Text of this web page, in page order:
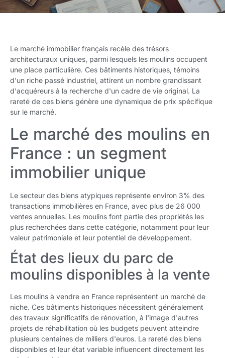
Le marché immobilier français recèle des trésors
architecturaux uniques, parmi lesquels les moulins occupent
une place particulière. Ces bâtiments historiques, témoins
d'un riche passé industriel, attirent un nombre grandissant
d'acquéreurs à la recherche d'un cadre de vie original. La
rareté de ces biens génère une dynamique de prix spécifique
sur le marché.
Le marché des moulins en
France : un segment
immobilier unique
Le secteur des biens atypiques représente environ 3% des
transactions immobilières en France, avec plus de 26 000
ventes annuelles. Les moulins font partie des propriétés les
plus recherchées dans cette catégorie, notamment pour leur
valeur patrimoniale et leur potentiel de développement.
État des lieux du parc de
moulins disponibles à la vente
Les moulins à vendre en France représentent un marché de
niche. Ces bâtiments historiques nécessitent généralement
des travaux significatifs de rénovation, à l'image d'autres
projets de réhabilitation où les budgets peuvent atteindre
plusieurs centaines de milliers d'euros. La rareté des biens
disponibles et leur état variable influencent directement les